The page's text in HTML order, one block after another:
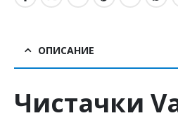
ОПИСАНИЕ
Чистачки